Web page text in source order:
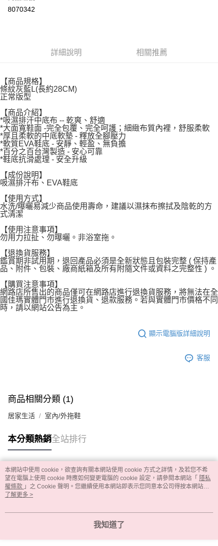
付款後全家取貨
每筆NT$60，滿NT$599(含以上)免運費
每筆NT$60，滿NT$599(含以上)免運費
每筆NT$120，滿NT$1,999(含以上)免運費
8070342
詳細說明 相關推薦
【商品規格】
條紋灰藍L(長約28CM)
正常版型
【商品介紹】
*吸濕排汗中底布 -- 乾爽、舒適
*大面寬鞋面 -完全包覆、完全呵護；細緻布質內裡，舒服柔軟
*厚且柔軟的中底軟墊 - 釋放全腳壓力
*軟質EVA鞋底 - 安靜、輕盈、無負擔
*百分之百台灣製造 - 安心可靠
*鞋底抗滑處理 - 安全升級
【成份說明】
吸濕排汗布、EVA鞋底
【使用方式】
水洗/曝曬易減少商品使用壽命，建議以濕抹布擦拭及陰乾的方
式清潔
【使用注意事項】
勿用力拉扯、勿曝曬。非浴室拖。
【退換貨服務】
鑑賞期非試用期，退回產品必須是全新狀態且包裝完整 ( 保持產
品、附件、包裝、廠商紙箱及所有附隨文件或資料之完整性 ) 。
【購買注意事項】
網路店所售出的商品僅可在網路店進行退換貨服務，將無法在全
國佳瑪實體門市進行退換貨、退款服務。若與實體門市價格不同
時，請以網站公告為主。
顯示電腦版詳細說明
客服
商品相關分類 (1)
居家生活 室內/外拖鞋
本分類熱銷全站排行
熱門標籤
本網站中使用 cookie，欲查詢有關本網站使用 cookie 方式之詳情，及若您不希
望在電腦上使用 cookie 時應如何變更電腦的 cookie 設定，請參閱本網站「 隱私
權條款 」之 Cookie 聲明。您繼續使用本網站即表示您同意本公司得按本網站使
用條款之 Cookie 聲明使用 cookie。
了解更多 >
我知道了